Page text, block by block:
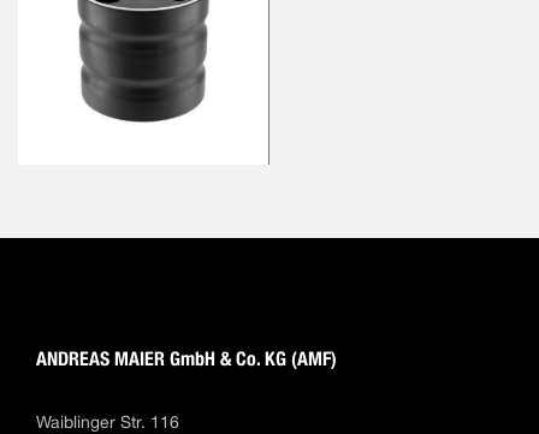
ANDREAS MAIER GmbH & Co. KG (AMF)
Waiblinger Str. 116